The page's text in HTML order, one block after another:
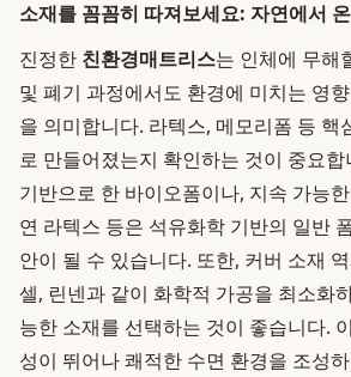
소재를 꼼꼼히 따져보세요: 자연에서
진정한 친환경매트리스는 인체에 무해
및 폐기 과정에서도 환경에 미치는 영
을 의미합니다. 라텍스, 메모리폼 등 핵
로 만들어졌는지 확인하는 것이 중요
기반으로 한 바이오폼이나, 지속 가능
연 라텍스 등은 석유화학 기반의 일반
안이 될 수 있습니다. 또한, 커버 소재
셀, 린넨과 같이 화학적 가공을 최소화
능한 소재를 선택하는 것이 좋습니다.
성이 뛰어나 쾌적한 수면 환경을 조성